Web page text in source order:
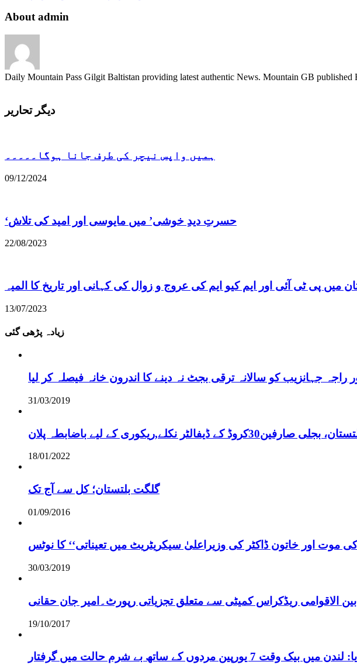
About admin
Daily Mountain Pass Gilgit Baltistan providing latest authentic News. Mountain GB published
دیگر تحاریر
ہمیں واپس نیچر کی طرف جانا ہوگا۔۔۔۔۔
09/12/2024
22/08/2023
میں پی ٹی آئی اور ایم کیو ایم کی عروج و زوال کی کہانی اور تاریخ کا المیہ
13/07/2023
زیادہ پڑھی گئی
جہانزیب کو سالانہ ترقی بجٹ نہ دینے کا اندرون خانہ فیصلہ کر لیا
31/03/2019
کے ڈیفالٹر نکلے,ریکوری کے لیے باضابطہ پلان
18/01/2022
گلگت بلتستان؛ کل سے آج تک
01/09/2016
اور خاتون ڈاکٹر کی وزیراعلیٰ سیکریٹریٹ میں تعیناتی‘‘ کا نوٹس
30/03/2019
بین الاقوامی ریڈکراس کمیٹی سے متعلق تجزیاتی رپورٹ۔امیر جان حقانی
19/10/2017
ساتھ بے شرم حالت میں گرفتار